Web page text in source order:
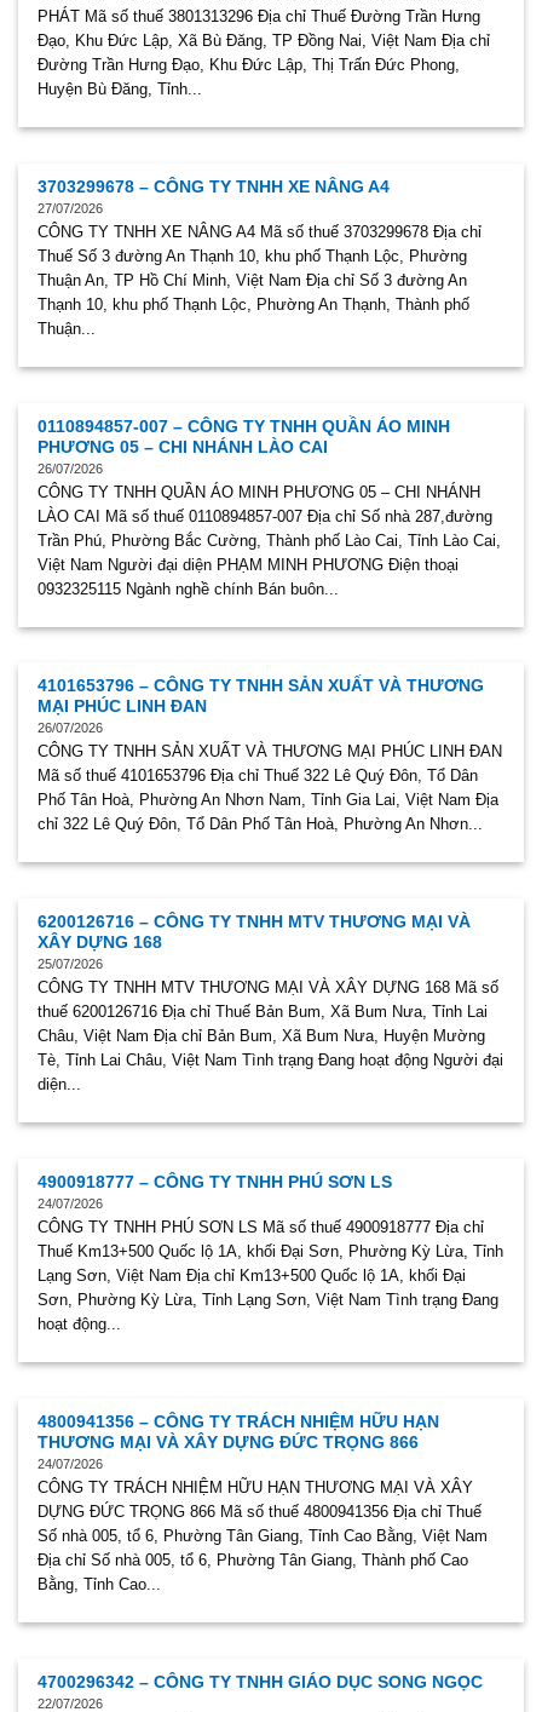
PHÁT Mã số thuế 3801313296 Địa chỉ Thuế Đường Trần Hưng
Đạo, Khu Đức Lập, Xã Bù Đăng, TP Đồng Nai, Việt Nam Địa chỉ
Đường Trần Hưng Đạo, Khu Đức Lập, Thị Trấn Đức Phong,
Huyện Bù Đăng, Tỉnh...
3703299678 – CÔNG TY TNHH XE NÂNG A4
27/07/2026
CÔNG TY TNHH XE NÂNG A4 Mã số thuế 3703299678 Địa chỉ
Thuế Số 3 đường An Thạnh 10, khu phố Thạnh Lộc, Phường
Thuận An, TP Hồ Chí Minh, Việt Nam Địa chỉ Số 3 đường An
Thạnh 10, khu phố Thạnh Lộc, Phường An Thạnh, Thành phố
Thuận...
0110894857-007 – CÔNG TY TNHH QUẦN ÁO MINH
PHƯƠNG 05 – CHI NHÁNH LÀO CAI
26/07/2026
CÔNG TY TNHH QUẦN ÁO MINH PHƯƠNG 05 – CHI NHÁNH
LÀO CAI Mã số thuế 0110894857-007 Địa chỉ Số nhà 287,đường
Trần Phú, Phường Bắc Cường, Thành phố Lào Cai, Tỉnh Lào Cai,
Việt Nam Người đại diện PHẠM MINH PHƯƠNG Điện thoại
0932325115 Ngành nghề chính Bán buôn...
4101653796 – CÔNG TY TNHH SẢN XUẤT VÀ THƯƠNG
MẠI PHÚC LINH ĐAN
26/07/2026
CÔNG TY TNHH SẢN XUẤT VÀ THƯƠNG MẠI PHÚC LINH ĐAN
Mã số thuế 4101653796 Địa chỉ Thuế 322 Lê Quý Đôn, Tổ Dân
Phố Tân Hoà, Phường An Nhơn Nam, Tỉnh Gia Lai, Việt Nam Địa
chỉ 322 Lê Quý Đôn, Tổ Dân Phố Tân Hoà, Phường An Nhơn...
6200126716 – CÔNG TY TNHH MTV THƯƠNG MẠI VÀ
XÂY DỰNG 168
25/07/2026
CÔNG TY TNHH MTV THƯƠNG MẠI VÀ XÂY DỰNG 168 Mã số
thuế 6200126716 Địa chỉ Thuế Bản Bum, Xã Bum Nưa, Tỉnh Lai
Châu, Việt Nam Địa chỉ Bản Bum, Xã Bum Nưa, Huyện Mường
Tè, Tỉnh Lai Châu, Việt Nam Tình trạng Đang hoạt động Người đại
diện...
4900918777 – CÔNG TY TNHH PHÚ SƠN LS
24/07/2026
CÔNG TY TNHH PHÚ SƠN LS Mã số thuế 4900918777 Địa chỉ
Thuế Km13+500 Quốc lộ 1A, khối Đại Sơn, Phường Kỳ Lừa, Tỉnh
Lạng Sơn, Việt Nam Địa chỉ Km13+500 Quốc lộ 1A, khối Đại
Sơn, Phường Kỳ Lừa, Tỉnh Lạng Sơn, Việt Nam Tình trạng Đang
hoạt động...
4800941356 – CÔNG TY TRÁCH NHIỆM HỮU HẠN
THƯƠNG MẠI VÀ XÂY DỰNG ĐỨC TRỌNG 866
24/07/2026
CÔNG TY TRÁCH NHIỆM HỮU HẠN THƯƠNG MẠI VÀ XÂY
DỰNG ĐỨC TRỌNG 866 Mã số thuế 4800941356 Địa chỉ Thuế
Số nhà 005, tổ 6, Phường Tân Giang, Tỉnh Cao Bằng, Việt Nam
Địa chỉ Số nhà 005, tổ 6, Phường Tân Giang, Thành phố Cao
Bằng, Tỉnh Cao...
4700296342 – CÔNG TY TNHH GIÁO DỤC SONG NGỌC
22/07/2026